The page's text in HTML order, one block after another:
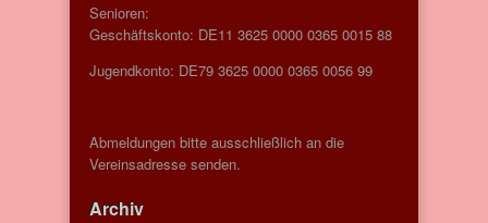
Senioren:
Geschäftskonto: DE11 3625 0000 0365 0015 88
Jugendkonto: DE79 3625 0000 0365 0056 99
Abmeldungen bitte ausschließlich an die
Vereinsadresse senden.
Archiv